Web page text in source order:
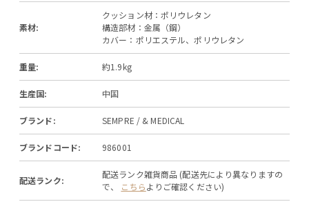
素材:
クッション材：ポリウレタン
構造部材：金属（鋼）
カバー：ポリエステル、ポリウレタン
重量: 約1.9kg
生産国: 中国
ブランド: SEMPRE / & MEDICAL
ブランドコード: 986001
配送ランク:
配送ランク雑貨商品 (配送先により異なりますの
で、 こちらよりご確認ください)